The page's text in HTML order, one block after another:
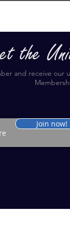
and receive our
Join now!